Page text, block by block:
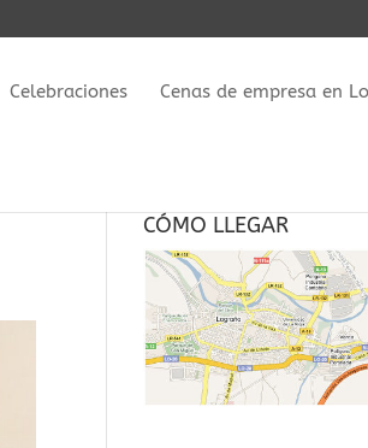
Celebraciones Cenas de empresa en
CÓMO LLEGAR